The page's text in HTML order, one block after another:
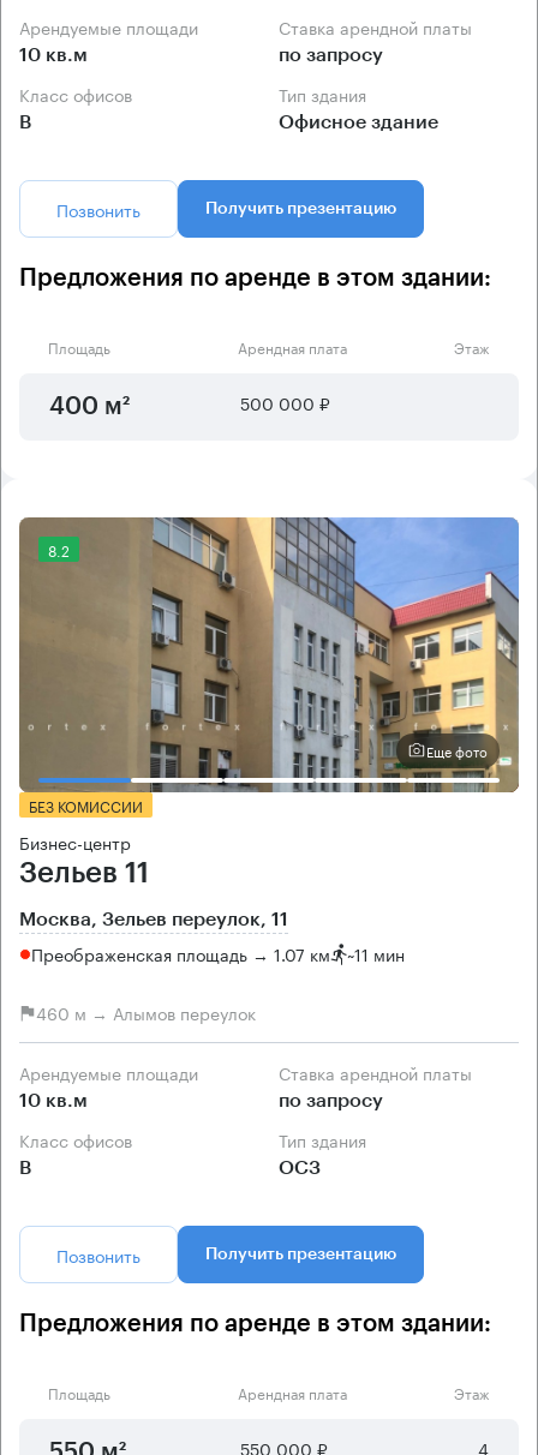
Арендуемые площади
10 кв.м
Ставка арендной платы
по запросу
Класс офисов
B
Тип здания
Офисное здание
Позвонить Получить презентацию
Предложения по аренде в этом здании:
Площадь Арендная плата Этаж
400 м² 500 000 ₽
8.2
Еще фото
БЕЗ КОМИССИИ
Бизнес-центр
Зельев 11
Москва, Зельев переулок, 11
Преображенская площадь → 1.07 км ~11 мин
460 м → Алымов переулок
Арендуемые площади
10 кв.м
Ставка арендной платы
по запросу
Класс офисов
B
Тип здания
ОСЗ
Позвонить Получить презентацию
Предложения по аренде в этом здании:
Площадь Арендная плата Этаж
550 000 ₽ 4